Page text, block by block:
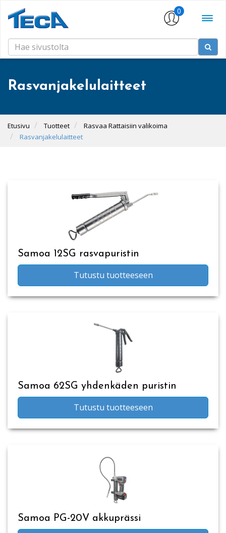
0
Rasvanjakelulaitteet
Etusivu Tuotteet
Rasvaa Rattaisiin valikoima
Rasvanjakelulaitteet
Samoa 12SG rasvapuristin
Tutustu tuotteeseen
Samoa 62SG yhdenkäden puristin
Tutustu tuotteeseen
Samoa PG-20V akkuprässi